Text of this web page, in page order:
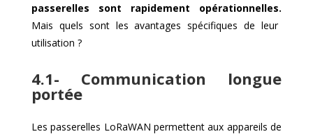
passerelles sont rapidement opérationnelles.
Mais quels sont les avantages spécifiques de leur
utilisation ?
4.1- Communication longue
portée
Les passerelles LoRaWAN permettent aux appareils de